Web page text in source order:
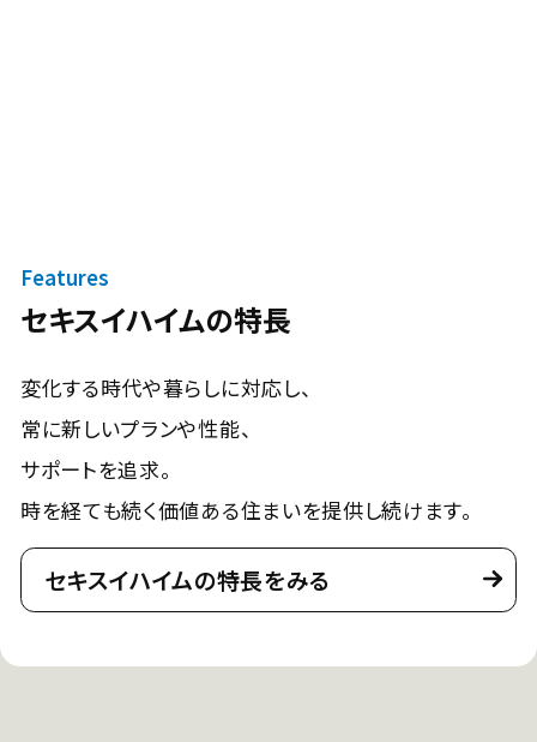
Features
セキスイハイムの特長
変化する時代や暮らしに対応し、
常に新しいプランや性能、
サポートを追求。
時を経ても続く価値ある住まいを提供し続けます。
セキスイハイムの特長をみる